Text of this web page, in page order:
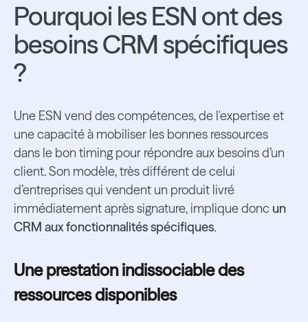
Pourquoi les ESN ont des
besoins CRM spécifiques
?
Une ESN vend des compétences, de l'expertise et
une capacité à mobiliser les bonnes ressources
dans le bon timing pour répondre aux besoins d’un
client. Son modèle, très différent de celui
d’entreprises qui vendent un produit livré
immédiatement après signature, implique donc un
CRM aux fonctionnalités spécifiques.
Une prestation indissociable des
ressources disponibles